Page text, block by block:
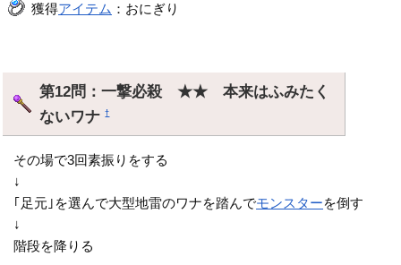
獲得アイテム ：おにぎり
第12問：一撃必殺 ★★ 本来はふみたく
ないワナ†
その場で3回素振りをする
↓
｢足元｣を選んで大型地雷のワナを踏んでモンスターを倒す
↓
階段を降りる